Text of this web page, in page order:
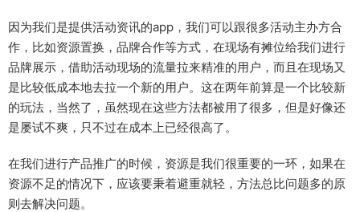
因为我们是提供活动资讯的app，我们可以跟很多活动主办方合
作，比如资源置换，品牌合作等方式，在现场有摊位给我们进行
品牌展示，借助活动现场的流量拉来精准的用户，而且在现场又
是比较低成本地去拉一个新的用户。这在两年前算是一个比较新
的玩法，当然了，虽然现在这些方法都被用了很多，但是好像还
是屡试不爽，只不过在成本上已经很高了。
在我们进行产品推广的时候，资源是我们很重要的一环，如果在
资源不足的情况下，应该要秉着避重就轻，方法总比问题多的原
则去解决问题。